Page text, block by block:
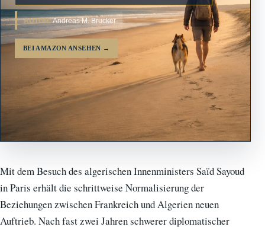
AUTOR:Andreas M. Brucker
BEI AMAZON ANSEHEN →
Mit dem Besuch des algerischen Innenministers Saïd Sayoud
in Paris erhält die schrittweise Normalisierung der
Beziehungen zwischen Frankreich und Algerien neuen
Auftrieb. Nach fast zwei Jahren schwerer diplomatischer